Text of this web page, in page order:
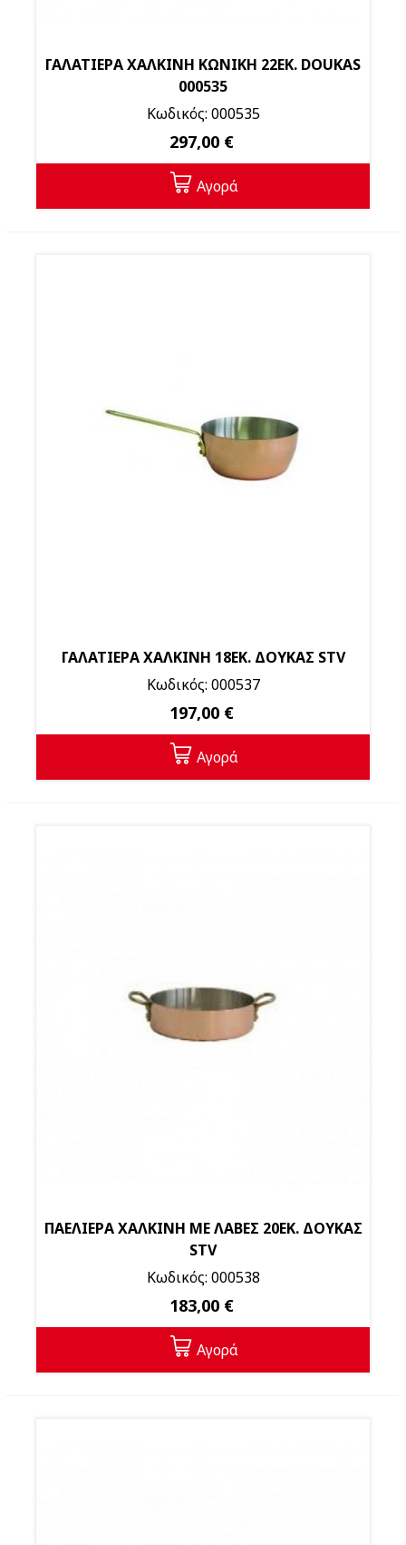
ΓΑΛΑΤΙΕΡΑ ΧΑΛΚΙΝΗ ΚΩΝΙΚΗ 22ΕΚ. DOUKAS
000535
Κωδικός: 000535
297,00 €
Αγορά
ΓΑΛΑΤΙΕΡΑ ΧΑΛΚΙΝΗ 18ΕΚ. ΔΟΥΚΑΣ STV
Κωδικός: 000537
197,00 €
Αγορά
ΠΑΕΛΙΕΡΑ ΧΑΛΚΙΝΗ ΜΕ ΛΑΒΕΣ 20ΕΚ. ΔΟΥΚΑΣ
STV
Κωδικός: 000538
183,00 €
Αγορά